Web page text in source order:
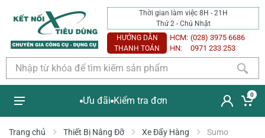
Thời gian làm việc 8H - 21H
Thứ 2 - Chủ Nhật
HƯỚNG DẪN
THANH TOÁN
HCM: (028) 3975 6686
HN:
0971 233 253
Ưu đãi Kiểm tra đơn
0
Trang chủ Thiết Bị Nâng Đỡ Xe Đẩy Hàng Sumo